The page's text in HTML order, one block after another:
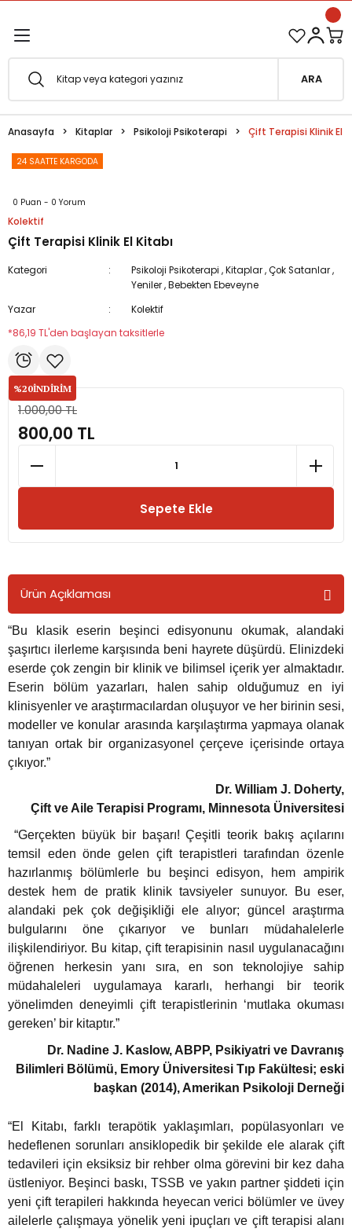
Esfârü'l-Erbaâ Seti şimdi satışta!
ve Araştırma
Mirası
ARA
Anasayfa Kitaplar Psikoloji Psikoterapi Çift Terapisi Klinik El
24 SAATTE KARGODA
0 Puan - 0 Yorum
Kolektif
Çift Terapisi Klinik El Kitabı
Kategori Psikoloji Psikoterapi ,Kitaplar ,Çok Satanlar ,
Yeniler ,Bebekten Ebeveyne
Yazar
Kolektif
*86,19 TL'den başlayan taksitlerle
%20İNDİRİM
1.000,00 TL
800,00 TL
Sepete Ekle
Ürün Açıklaması
“Bu klasik eserin beşinci edisyonunu okumak, alandaki
şaşırtıcı ilerleme karşısında beni hayrete düşürdü. Elinizdeki
eserde çok zengin bir klinik ve bilimsel içerik yer almaktadır.
Eserin bölüm yazarları, halen sahip olduğumuz en iyi
klinisyenler ve araştırmacılardan oluşuyor ve her birinin sesi,
modeller ve konular arasında karşılaştırma yapmaya olanak
tanıyan ortak bir organizasyonel çerçeve içerisinde ortaya
çıkıyor.”
Dr. William J. Doherty,
Çift ve Aile Terapisi Programı, Minnesota Üniversitesi
“Gerçekten büyük bir başarı! Çeşitli teorik bakış açılarını
temsil eden önde gelen çift terapistleri tarafından özenle
hazırlanmış bölümlerle bu beşinci edisyon, hem ampirik
destek hem de pratik klinik tavsiyeler sunuyor. Bu eser,
alandaki pek çok değişikliği ele alıyor; güncel araştırma
bulgularını öne çıkarıyor ve bunları müdahalelerle
ilişkilendiriyor. Bu kitap, çift terapisinin nasıl uygulanacağını
öğrenen herkesin yanı sıra, en son teknolojiye sahip
müdahaleleri uygulamaya kararlı, herhangi bir teorik
yönelimden deneyimli çift terapistlerinin ‘mutlaka okuması
gereken’ bir kitaptır.”
Dr. Nadine J. Kaslow, ABPP, Psikiyatri ve Davranış
Bilimleri Bölümü, Emory Üniversitesi Tıp Fakültesi; eski
başkan (2014), Amerikan Psikoloji Derneği
“El Kitabı, farklı terapötik yaklaşımları, popülasyonları ve
hedeflenen sorunları ansiklopedik bir şekilde ele alarak çift
tedavileri için eksiksiz bir rehber olma görevini bir kez daha
üstleniyor. Beşinci baskı, TSSB ve yakın partner şiddeti için
yeni çift terapileri hakkında heyecan verici bölümler ve üvey
ailelerle çalışmaya yönelik yeni ipuçları ve çift terapisi alanı